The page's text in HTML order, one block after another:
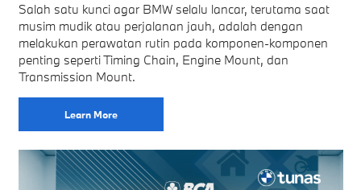
Salah satu kunci agar BMW selalu lancar, terutama saat
musim mudik atau perjalanan jauh, adalah dengan
melakukan perawatan rutin pada komponen-komponen
penting seperti Timing Chain, Engine Mount, dan
Transmission Mount.
Learn More